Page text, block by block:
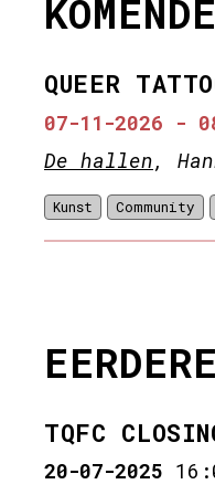
QUEER
07-11-2026 -
De hallen,
Kunst Community
TQFC
20-07-2025